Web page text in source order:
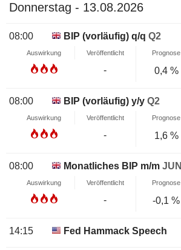
Donnerstag - 13.08.2026
08:00 BIP (vorläufig) q/q Q2
Auswirkung Veröffentlicht Prognose
- 0,4 %
08:00 BIP (vorläufig) y/y Q2
Auswirkung Veröffentlicht Prognose
- 1,6 %
08:00 Monatliches BIP m/m JUN
Auswirkung Veröffentlicht Prognose
- -0,1 %
14:15 Fed Hammack Speech